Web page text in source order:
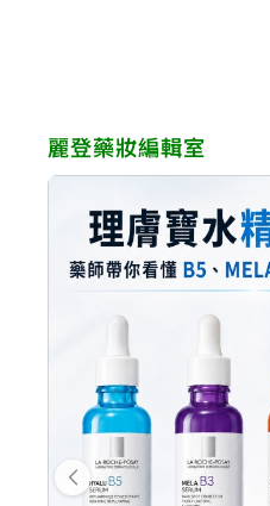
麗登藥妝編輯室